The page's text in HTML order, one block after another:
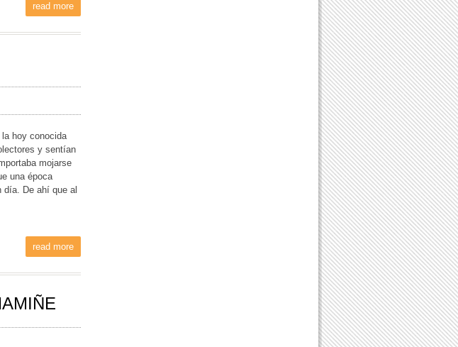
read more
hoy conocida
y sentían
mojarse
una época
día. De ahí que al
read more